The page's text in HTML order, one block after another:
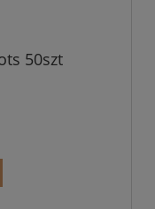
50szt